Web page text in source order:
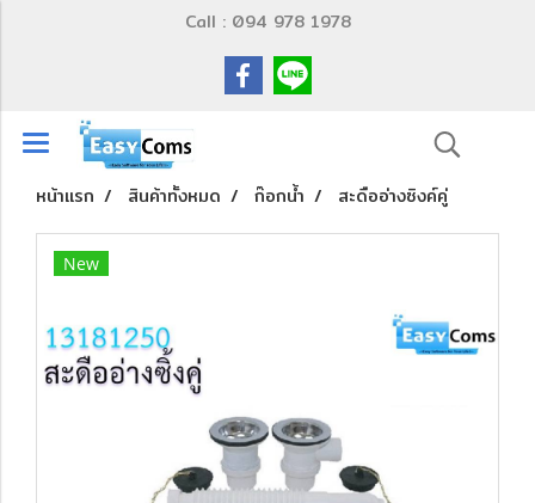
Call : 094 978 1978
หน้าแรก สินค้าทั้งหมด ก๊อกน้ำ สะดืออ่างซิงค์คู่
New